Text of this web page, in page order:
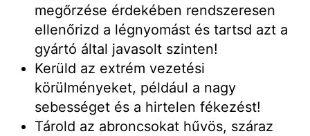
megőrzése érdekében rendszeresen
ellenőrizd a légnyomást és tartsd azt a
gyártó által javasolt szinten!
Kerüld az extrém vezetési
körülményeket, például a nagy
sebességet és a hirtelen fékezést!
Tárold az abroncsokat hűvös, száraz